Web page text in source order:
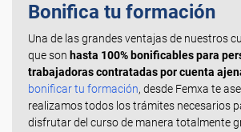
Bonifica tu formación
Una de las grandes ventajas de nuestros
que son hasta 100% bonificables para
trabajadoras contratadas por cuenta
bonificar tu formación, desde Femxa te
realizamos todos los trámites necesarios
disfrutar del curso de manera totalmente